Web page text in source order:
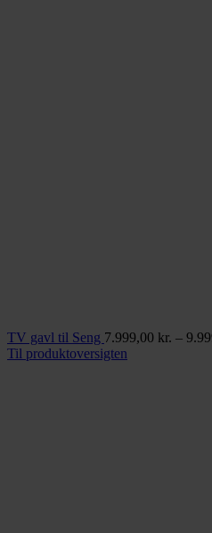
TV gavl til Seng 7.999,00 kr. –
Til produktoversigten